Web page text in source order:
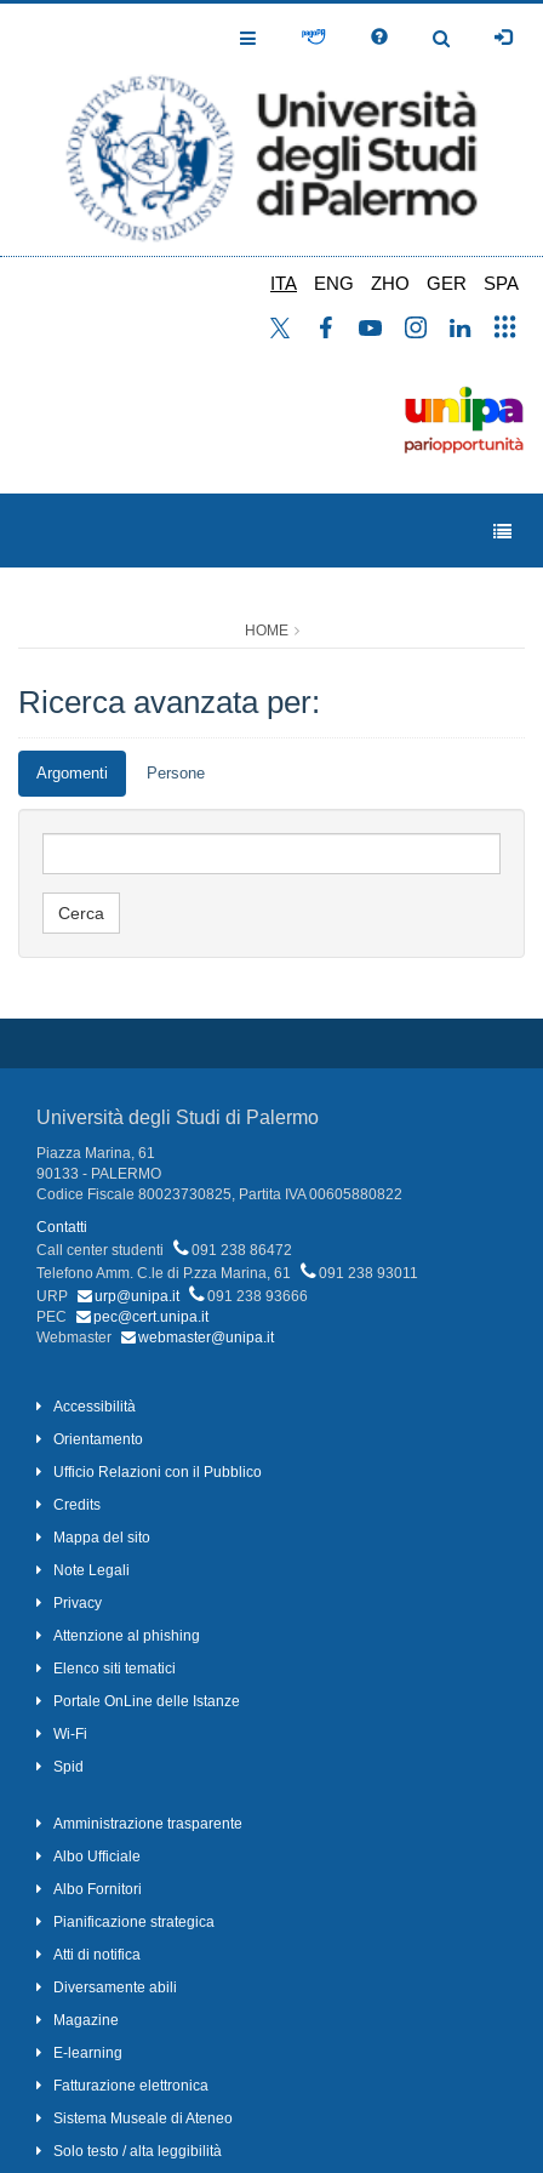
Toggle
Toggle
ITA ENG ZHO GER SPA
HOME
Ricerca avanzata per:
Argomenti Persone
Università degli Studi di Palermo
Piazza Marina, 61
90133 - PALERMO
Codice Fiscale 80023730825, Partita IVA 00605880822
Contatti
Call center studenti
091 238 86472
Telefono Amm. C.le di P.zza Marina, 61
091 238 93011
URP
urp@unipa.it
091 238 93666
PEC
pec@cert.unipa.it
Webmaster
webmaster@unipa.it
Accessibilità
Orientamento
Ufficio Relazioni con il Pubblico
Credits
Mappa del sito
Note Legali
Privacy
Attenzione al phishing
Elenco siti tematici
Portale OnLine delle Istanze
Wi-Fi
Spid
Amministrazione trasparente
Albo Ufficiale
Albo Fornitori
Pianificazione strategica
Atti di notifica
Diversamente abili
Magazine
E-learning
Fatturazione elettronica
Sistema Museale di Ateneo
Solo testo / alta leggibilità